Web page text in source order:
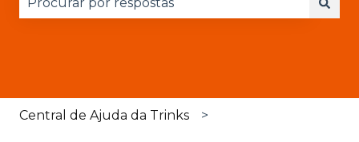
Central de Ajuda da Trinks